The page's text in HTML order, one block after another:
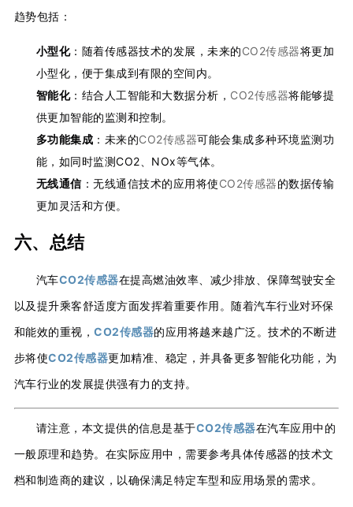
趋势包括：
小型化：随着传感器技术的发展，未来的CO2传感器将更加
小型化，便于集成到有限的空间内。
智能化：结合人工智能和大数据分析， CO2传感器将能够提
供更加智能的监测和控制。
多功能集成 ：未来的CO2传感器可能会集成多种环境监测功
能，如同时监测CO2、NOx等气体。
无线通信：无线通信技术的应用将使CO2传感器的数据传输
更加灵活和方便。
六、总结
汽车CO2传感器在提高燃油效率、减少排放、保障驾驶安全
以及提升乘客舒适度方面发挥着重要作用。随着汽车行业对环保
和能效的重视，CO2传感器的应用将越来越广泛。技术的不断进
步将使CO2传感器更加精准、稳定，并具备更多智能化功能，为
汽车行业的发展提供强有力的支持。
请注意，本文提供的信息是基于CO2传感器在汽车应用中的
一般原理和趋势。在实际应用中，需要参考具体传感器的技术文
档和制造商的建议，以确保满足特定车型和应用场景的需求。